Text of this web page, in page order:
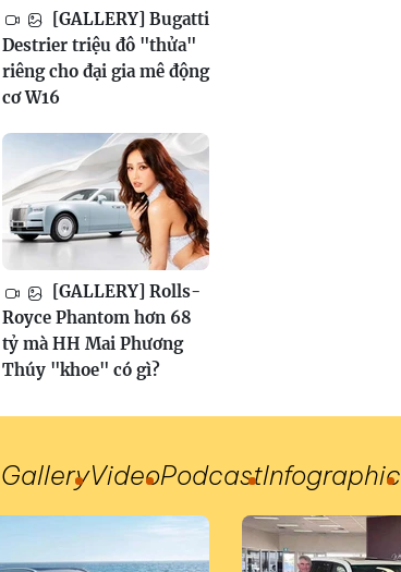
[GALLERY] Bugatti
Destrier triệu đô "thửa"
riêng cho đại gia mê động
cơ W16
[GALLERY] Rolls-
Royce Phantom hơn 68
tỷ mà HH Mai Phương
Thúy "khoe" có gì?
GalleryVideoPodcastInfographic